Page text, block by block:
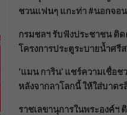
ชวนแฟนๆ แกะท่า #นอกจอ
กรมชลฯ รับฟังประชาชน ติ
โครงการประตูระบายน้ำศรี
‘แมน การิน’ แชร์ความเชื่อ
หลังจากลาโลกนี้ ให้ใส่บาต
ราชเลขานุการในพระองค์ฯ